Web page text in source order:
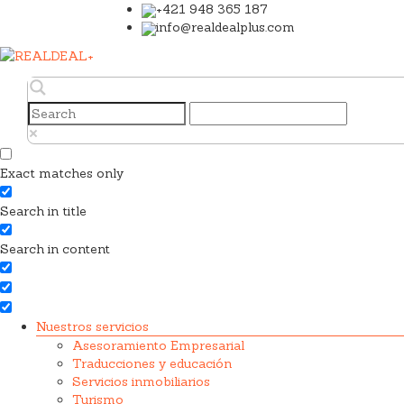
+421 948 365 187
info@realdealplus.com
Exact matches only
Search in title
Search in content
Nuestros servicios
Asesoramiento Empresarial
Traducciones y educación
Servicios inmobiliarios
Turismo